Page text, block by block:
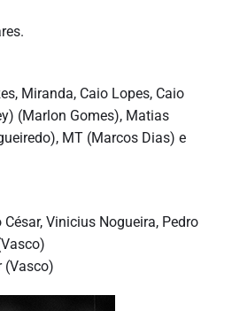
Miranda, Caio Lopes, Caio
(Marlon Gomes), Matias
MT (Marcos Dias) e
Vinicius Nogueira, Pedro
(Vasco)